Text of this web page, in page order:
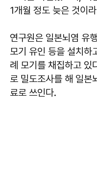
1개월 정도 늦은 것이
연구원은 일본뇌염 유
모기 유인 등을 설치
례 모기를 채집하고 있
로 밀도조사를 해 일본
료로 쓰인다.